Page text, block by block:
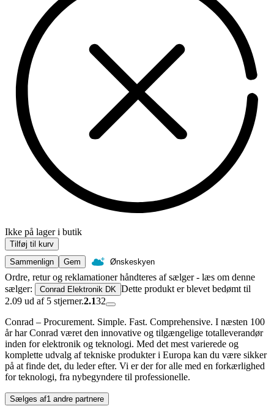
Ikke på lager i butik
Tilføj til kurv
Sammenlign
Gem Ønskeskyen
Ordre, retur og reklamationer håndteres af sælger - læs om denne
sælger:
Conrad Elektronik DK Dette produkt er blevet bedømt til
2.09 ud af 5 stjerner.2.132
Conrad – Procurement. Simple. Fast. Comprehensive. I næsten 100
år har Conrad været den innovative og tilgængelige totalleverandør
inden for elektronik og teknologi. Med det mest varierede og
komplette udvalg af tekniske produkter i Europa kan du være sikker
på at finde det, du leder efter. Vi er der for alle med en forkærlighed
for teknologi, fra nybegyndere til professionelle.
Sælges af1 andre partnere